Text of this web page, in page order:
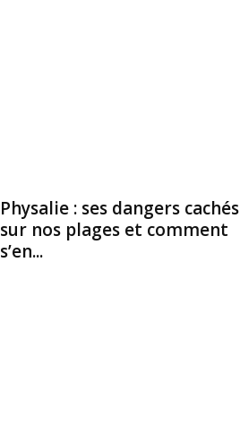
Physalie : ses dangers cachés
sur nos plages et comment
s’en...